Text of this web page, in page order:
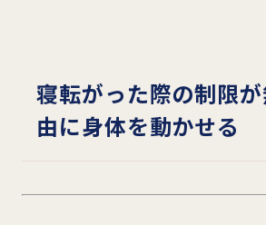
寝転がった際の制限
由に身体を動かせる